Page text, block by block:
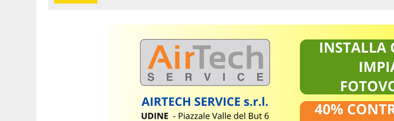
ORIGINARIO DI BANNIA TRA I MORTI DI MARCINELLE: PIETRO BASSO IDENTIFICATO DOPO 70 ANNI
INCIDENTE ALLO SVINCOLO DI TREBICIANO, AUTO PRENDE FUOCO: CONDUCENTE IN OSPEDALE